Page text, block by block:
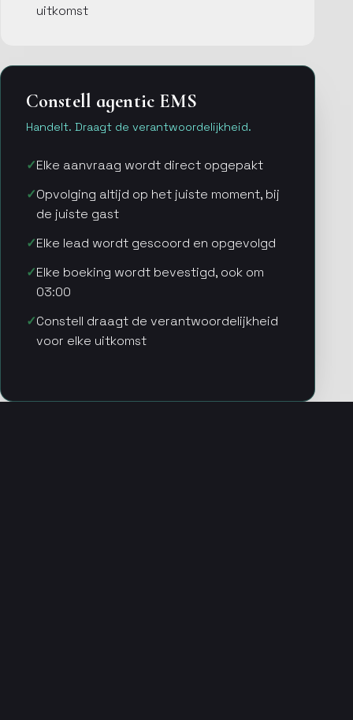
uitkomst
Constell agentic EMS
Handelt. Draagt de verantwoordelijkheid.
Elke aanvraag wordt direct opgepakt
Opvolging altijd op het juiste moment, bij
de juiste gast
Elke lead wordt gescoord en opgevolgd
Elke boeking wordt bevestigd, ook om
03:00
Constell draagt de verantwoordelijkheid
voor elke uitkomst